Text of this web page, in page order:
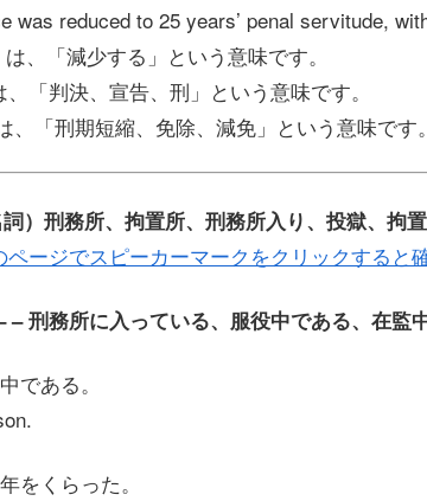
was reduced to 25 years’ penal servitude,
、「減少する」という意味です。
「判決、宣告、刑」という意味です。
、「刑期短縮、免除、減免」という意味です。
）刑務所、拘置所、刑務所入り、投獄、拘置
ージでスピーカーマークをクリックすると
刑務所に入っている、服役中である、在監
である。
をくらった。